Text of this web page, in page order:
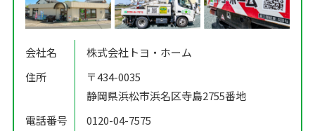
会社名
株式会社トヨ・ホーム
住所
〒434-0035
静岡県浜松市浜名区寺島2755番地
電話番号
0120-04-7575